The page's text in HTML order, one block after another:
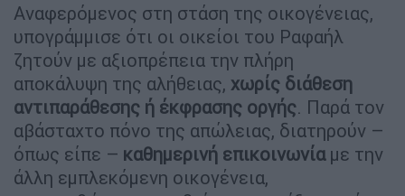
Αναφερόμενος στη στάση της οικογένειας,
υπογράμμισε ότι οι οικείοι του Ραφαήλ
ζητούν με αξιοπρέπεια την πλήρη
αποκάλυψη της αλήθειας, χωρίς διάθεση
αντιπαράθεσης ή έκφρασης οργής. Παρά τον
αβάσταχτο πόνο της απώλειας, διατηρούν –
όπως είπε – καθημερινή επικοινωνίαμε την
άλλη εμπλεκόμενη οικογένεια,